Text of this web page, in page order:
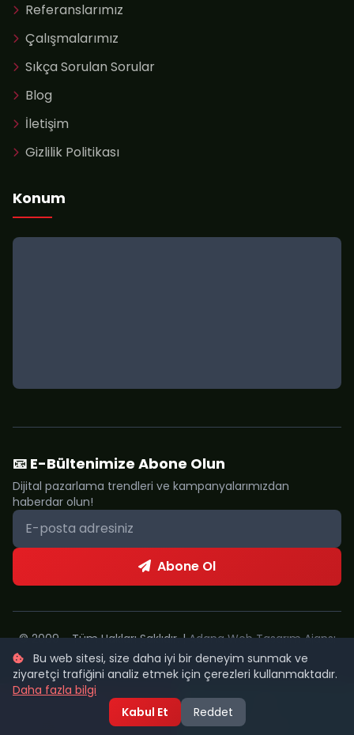
Referanslarımız
Çalışmalarımız
Sıkça Sorulan Sorular
Blog
İletişim
Gizlilik Politikası
Konum
📧 E-Bültenimize Abone Olun
Dijital pazarlama trendleri ve kampanyalarımızdan
haberdar olun!
Abone Ol
© 2009 - Tüm Hakları Saklıdır. |Adana Web Tasarım Ajansı
Metropol Web
Şimdi Ara WhatsApp
Bu web sitesi, size daha iyi bir deneyim sunmak ve
ziyaretçi trafiğini analiz etmek için çerezleri kullanmaktadır.
Daha fazla bilgi
Kabul Et
Reddet